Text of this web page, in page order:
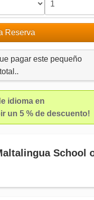
Reserva
pagar este pequeño
idioma en
un 5 % de descuento!
School